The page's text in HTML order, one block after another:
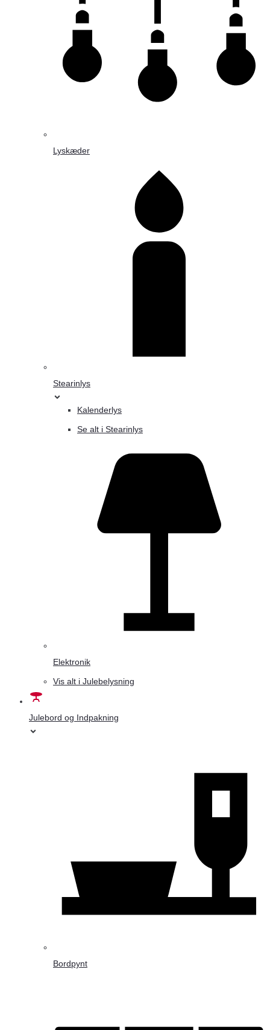
Lyskæder
Stearinlys
Kalenderlys
Se alt i Stearinlys
Elektronik
Vis alt i Julebelysning
Julebord og Indpakning
Bordpynt